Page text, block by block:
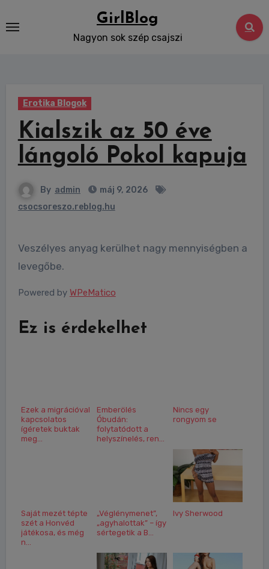
to
GirlBlog
Nagyon sok szép csajszi
Erotika Blogok
Kialszik az 50 éve
lángoló Pokol kapuja
By admin
máj 9, 2026
csocsoreszo.reblog.hu
Veszélyes anyag kerülhet nagy mennyiségben a
levegőbe.
Powered by WPeMatico
Ez is érdekelhet
Ezek a migrációval
kapcsolatos
ígéretek buktak
meg...
Emberölés
Óbudán:
folytatódott a
helyszínelés, ren...
Nincs egy
rongyom se
Saját mezét tépte
szét a Honvéd
játékosa, és még
n...
„Véglénymenet”,
„agyhalottak” – így
sértegetik a B...
Ivy Sherwood